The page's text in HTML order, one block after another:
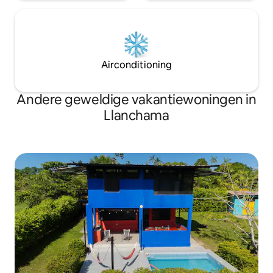
Airconditioning
Andere geweldige vakantiewoningen in
Llanchama